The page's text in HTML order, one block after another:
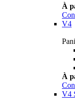
À
V4
À
V4